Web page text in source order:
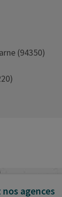
(94350)
agences